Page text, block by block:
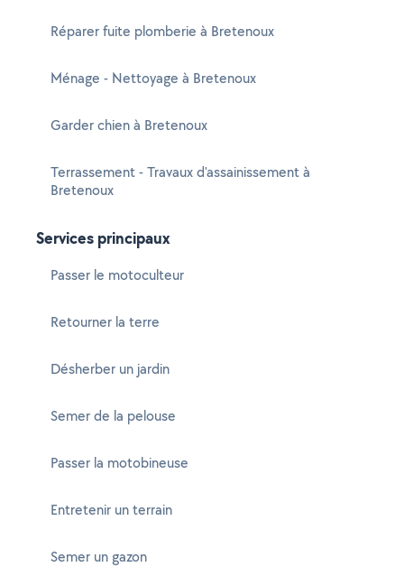
Réparer fuite plomberie à Bretenoux
Ménage - Nettoyage à Bretenoux
Garder chien à Bretenoux
Terrassement - Travaux d'assainissement à
Bretenoux
Services principaux
Passer le motoculteur
Retourner la terre
Désherber un jardin
Semer de la pelouse
Passer la motobineuse
Entretenir un terrain
Semer un gazon